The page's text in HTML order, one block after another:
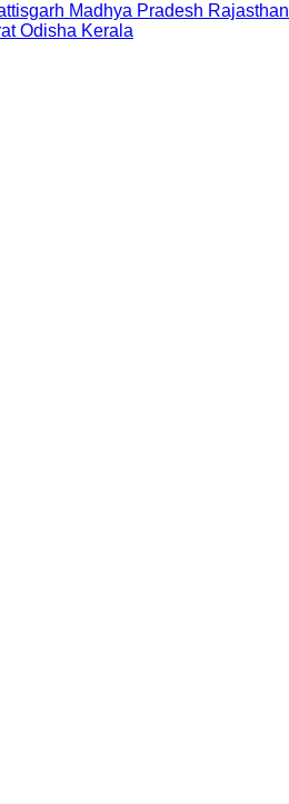
Madhya Pradesh Rajasthan
Odisha Kerala